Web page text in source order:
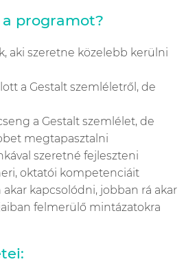
programot?
aki szeretne közelebb kerülni
a Gestalt szemléletről, de
a Gestalt szemlélet, de
megtapasztalni
szeretné fejleszteni
oktatói kompetenciáit
kapcsolódni, jobban rá akar
felmerülő mintázatokra